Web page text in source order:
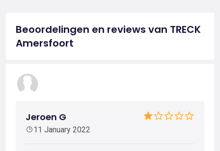
Beoordelingen en reviews van TRECK
Amersfoort
Jeroen G
11 January 2022